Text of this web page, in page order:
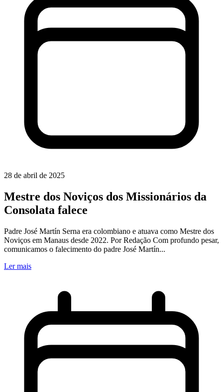
28 de abril de 2025
Mestre dos Noviços dos Missionários da
Consolata falece
Padre José Martín Serna era colombiano e atuava como Mestre dos
Noviços em Manaus desde 2022. Por Redação Com profundo pesar,
comunicamos o falecimento do padre José Martín...
Ler mais